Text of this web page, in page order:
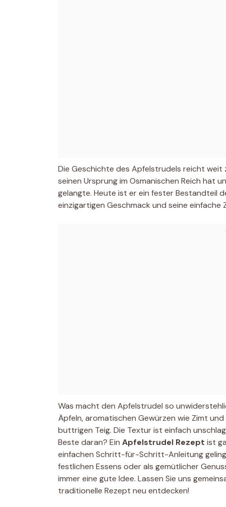
Die Geschichte des Apfelstrudels reicht weit
seinen Ursprung im Osmanischen Reich hat
gelangte. Heute ist er ein fester Bestandteil
einzigartigen Geschmack und seine
Was macht den Apfelstrudel so
Äpfeln, aromatischen Gewürzen wie Zimt
buttrigen Teig. Die Textur ist einfach
Beste daran? Ein Apfelstrudel Rezept ist
einfachen Schritt-für-Schritt-Anleitung
festlichen Essens oder als gemütlicher
immer eine gute Idee. Lassen Sie uns
traditionelle Rezept neu entdecken!